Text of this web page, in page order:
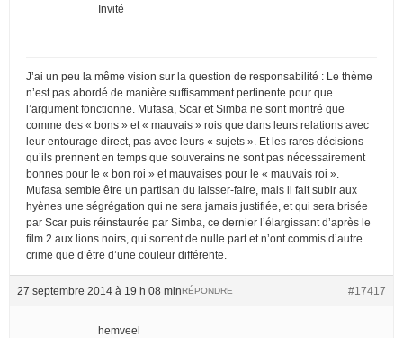
Invité
J’ai un peu la même vision sur la question de responsabilité : Le thème
n’est pas abordé de manière suffisamment pertinente pour que
l’argument fonctionne. Mufasa, Scar et Simba ne sont montré que
comme des « bons » et « mauvais » rois que dans leurs relations avec
leur entourage direct, pas avec leurs « sujets ». Et les rares décisions
qu’ils prennent en temps que souverains ne sont pas nécessairement
bonnes pour le « bon roi » et mauvaises pour le « mauvais roi ».
Mufasa semble être un partisan du laisser-faire, mais il fait subir aux
hyènes une ségrégation qui ne sera jamais justifiée, et qui sera brisée
par Scar puis réinstaurée par Simba, ce dernier l’élargissant d’après le
film 2 aux lions noirs, qui sortent de nulle part et n’ont commis d’autre
crime que d’être d’une couleur différente.
27 septembre 2014 à 19 h 08 min #17417
RÉPONDRE
hemveel